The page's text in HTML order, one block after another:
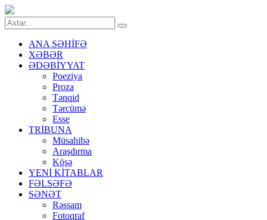
ANA SƏHİFƏ
XƏBƏR
ƏDƏBİYYAT
Poeziya
Proza
Tənqid
Tərcümə
Esse
TRİBUNA
Müsahibə
Araşdırma
Köşə
YENİ KİTABLAR
FƏLSƏFƏ
SƏNƏT
Rəssam
Fotoqraf